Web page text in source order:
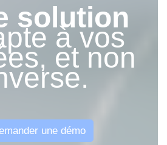
solution
à vos
et non
une démo